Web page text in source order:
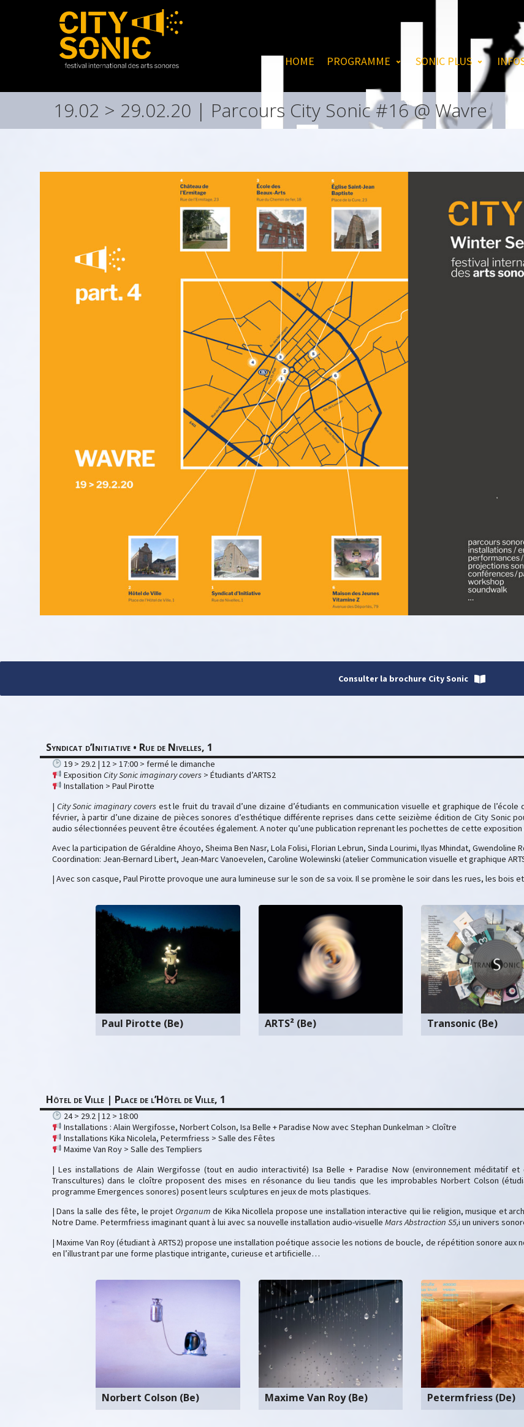
HOME PROGRAMME SONIC PLUS
19.02 > 29.02.20 | Parcours City Sonic #16 @ Wavre
Consulter la brochure City Sonic
Syndicat d’Initiative • Rue de Nivelles, 1
19 > 29.2 | 12 > 17:00 > fermé le dimanche
ExpositionCity Sonic imaginary covers > Étudiants d’ARTS2
Installation > Paul Pirotte
| City Sonic imaginary covers est le fruit du travail d’une dizaine d’étudiants en communication visuelle et graphique de
février, à partir d’une dizaine de pièces sonores d’esthétique différente reprises dans cette seizième édition de City Sonic
audio sélectionnées peuvent être écoutées également. A noter qu’une publication reprenant les pochettes de cette
Avec la participation de Géraldine Ahoyo, Sheima Ben Nasr, Lola Folisi, Florian Lebrun, Sinda Lourimi, Ilyas Mhindat, Gwendoline
Coordination: Jean-Bernard Libert, Jean-Marc Vanoevelen, Caroline Wolewinski (atelier Communication visuelle et graphique
| Avec son casque, Paul Pirotte provoque une aura lumineuse sur le son de sa voix. Il se promène le soir dans les rues, les
Paul Pirotte (Be) ARTS² (Be) Transonic (Be)
Hôtel de Ville | Place de l’Hôtel de Ville, 1
24 > 29.2 | 12 > 18:00
Installations : Alain Wergifosse, Norbert Colson, Isa Belle + Paradise Now avec Stephan Dunkelman > Cloître
Installations Kika Nicolela, Petermfriess > Salle des Fêtes
Maxime Van Roy > Salle des Templiers
| Les installations de Alain Wergifosse (tout en audio interactivité) Isa Belle + Paradise Now (environnement méditatif
Transcultures) dans le cloître proposent des mises en résonance du lieu tandis que les improbables Norbert Colson
programme Emergences sonores) posent leurs sculptures en jeux de mots plastiques.
| Dans la salle des fête, le projet Organum de Kika Nicollela propose une installation interactive qui lie religion, musique et
Notre Dame. Petermfriess imaginant quant à lui avec sa nouvelle installation audio-visuelle Mars Abstraction S5,i un univers
| Maxime Van Roy (étudiant à ARTS2) propose une installation poétique associe les notions de boucle, de répétition sonore
en l’illustrant par une forme plastique intrigante, curieuse et artificielle…
Norbert Colson (Be) Maxime Van Roy (Be) Petermfriess (De)